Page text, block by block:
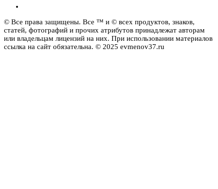
© Все права защищены. Все ™ и © всех продуктов, знаков,
статей, фотографий и прочих атрибутов принадлежат авторам
или владельцам лицензий на них. При использовании материалов
ссылка на сайт обязательна. © 2025 evmenov37.ru